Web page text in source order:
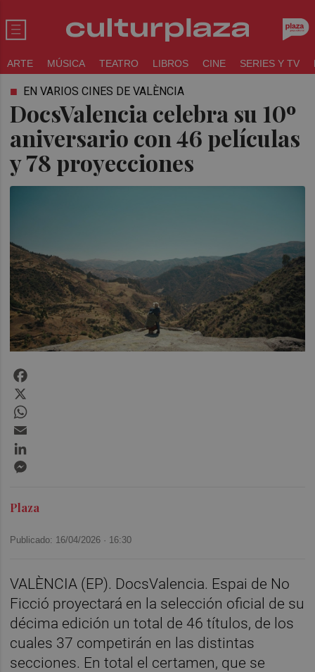
ARTE MÚSICA TEATRO LIBROS CINE SERIES Y TV
DocsValencia celebra su 10º
aniversario con 46 películas
y 78 proyecciones
EN VARIOS CINES DE VALÈNCIA
Plaza
Publicado: 16/04/2026 · 16:30
VALÈNCIA (EP). DocsValencia. Espai de No
Ficció proyectará en la selección oficial de su
décima edición un total de 46 títulos, de los
cuales 37 competirán en las distintas
secciones. En total el certamen, que se